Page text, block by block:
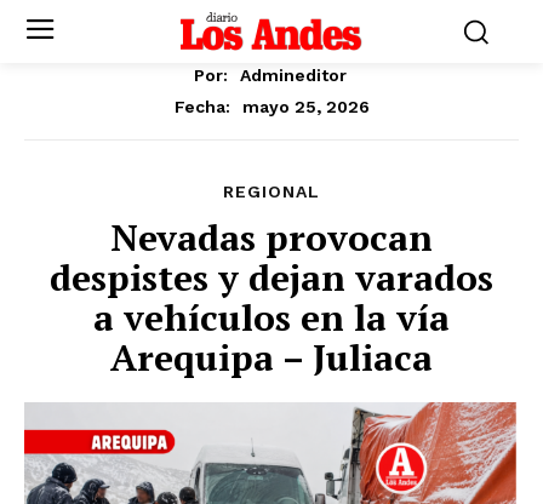
Por:
Admineditor
Fecha:
mayo 25, 2026
REGIONAL
Nevadas provocan
despistes y dejan varados
a vehículos en la vía
Arequipa – Juliaca